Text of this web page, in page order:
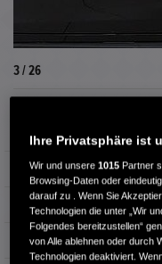
3 / 26
Außenfarbe
Kilometerstand
Kraftstoffart
Getriebe
Ihre Privatsphäre ist
Wir und unsere1015 Partner
Browsing-Daten oder
darauf zu . Wenn Sie
Technologien die unter „Wir
Folgendes bereitzustellen“
von Alle ablehnen oder durch
Technologien deaktiviert.